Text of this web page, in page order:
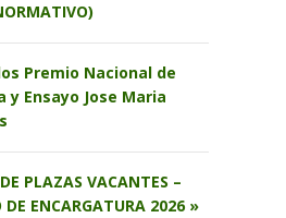
Premio Nacional de
y Ensayo Jose Maria
PLAZAS VACANTES –
DE ENCARGATURA 2026 »